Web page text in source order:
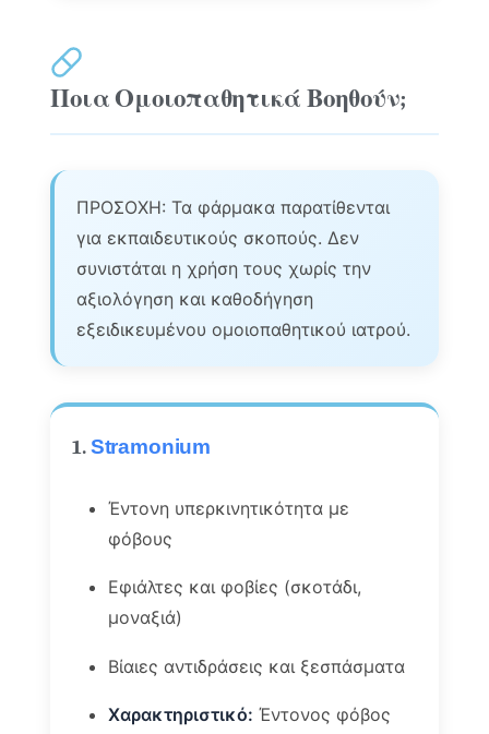
Ποια Ομοιοπαθητικά Βοηθούν;
ΠΡΟΣΟΧΗ: Τα φάρμακα παρατίθενται
για εκπαιδευτικούς σκοπούς. Δεν
συνιστάται η χρήση τους χωρίς την
αξιολόγηση και καθοδήγηση
εξειδικευμένου ομοιοπαθητικού ιατρού.
1.Stramonium
Έντονη υπερκινητικότητα με
φόβους
Εφιάλτες και φοβίες (σκοτάδι,
μοναξιά)
Βίαιες αντιδράσεις και ξεσπάσματα
Χαρακτηριστικό: Έντονος φόβος